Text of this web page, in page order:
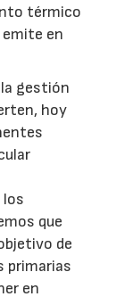
térmico
en
gestión
hoy
los
que
de
primarias
en